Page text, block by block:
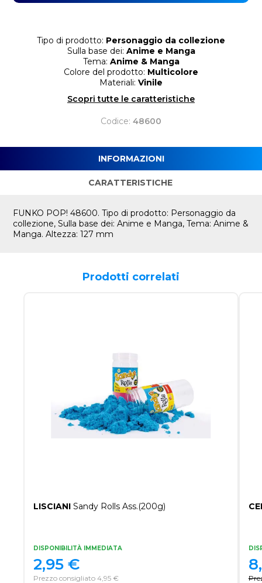
Tipo di prodotto: Personaggio da collezione
Sulla base dei: Anime e Manga
Tema: Anime & Manga
Colore del prodotto: Multicolore
Materiali: Vinile
Scopri tutte le caratteristiche
Codice: 48600
INFORMAZIONI
CARATTERISTICHE
FUNKO POP! 48600. Tipo di prodotto: Personaggio da
collezione, Sulla base dei: Anime e Manga, Tema: Anime &
Manga. Altezza: 127 mm
Prodotti correlati
LISCIANI Sandy Rolls Ass.(200g)
DISPONIBILITÀ IMMEDIATA
Prezzo consigliato 4,95 €
2,95 €